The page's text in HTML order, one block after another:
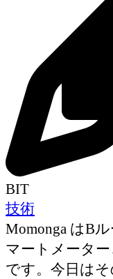
BIT
技術
Momonga はB
マートメータ
です。今日はそ